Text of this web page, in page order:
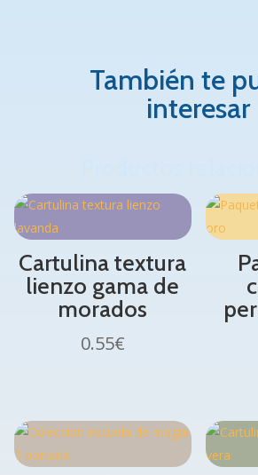
También te
interesar
Cartulina textura
lienzo gama de
morados
0.55€